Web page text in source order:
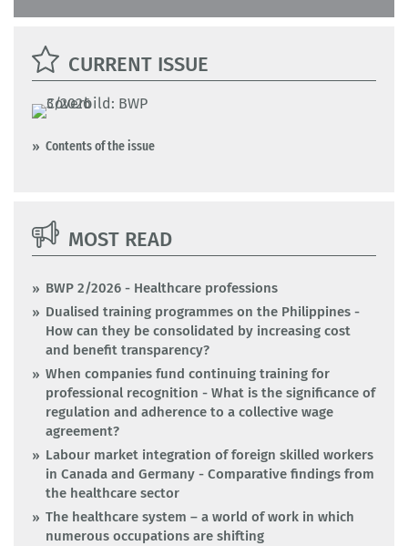
CURRENT ISSUE
Contents of the issue
MOST READ
BWP 2/2026 - Healthcare professions
Dualised training programmes on the Philippines -
How can they be consolidated by increasing cost
and benefit transparency?
When companies fund continuing training for
professional recognition - What is the significance of
regulation and adherence to a collective wage
agreement?
Labour market integration of foreign skilled workers
in Canada and Germany - Comparative findings from
the healthcare sector
The healthcare system – a world of work in which
numerous occupations are shifting